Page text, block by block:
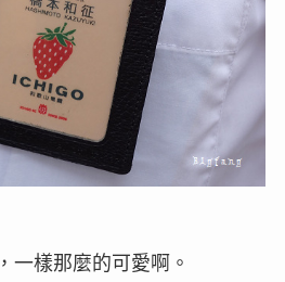
一樣那麼的可愛啊。